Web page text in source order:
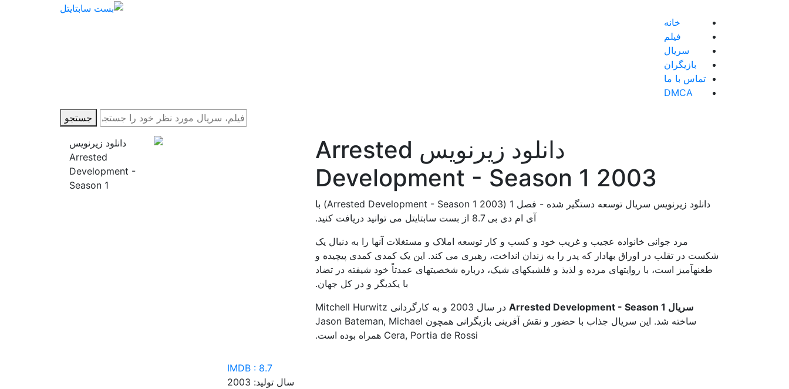
خانه
فیلم
سریال
بازیگران
تماس با ما
DMCA
جستجو
دانلود زیرنویس Arrested
Development - Season 1 2003
دانلود زیرنویس سریال توسعه دستگیر شده - فصل 1 (Arrested Development - Season 1 2003) با
آی ام دی بی 8.7 از بست سابتایتل می توانید دریافت کنید.
مرد جوانی خانواده عجیب و غریب خود و کسب و کار توسعه املاک و مستغلات آنها را به دنبال یک
شکست در تقلب در اوراق بهادار که پدر را به زندان انداخت، رهبری می کند. این یک کمدی کمدی پیچیده و
طعنهآمیز است، با روایتهای مرده و لذیذ و فلشبکهای شیک، درباره شخصیتهای عمدتاً خود شیفته در تضاد
با یکدیگر و در کل جهان.
سریال Arrested Development - Season 1
در سال 2003 و به کارگردانی Mitchell Hurwitz
ساخته شد. این سریال جذاب با حضور و نقش آفرینی بازیگرانی همچون Jason Bateman, Michael
Cera, Portia de Rossi همراه بوده است.
IMDB : 8.7
سال تولید: 2003